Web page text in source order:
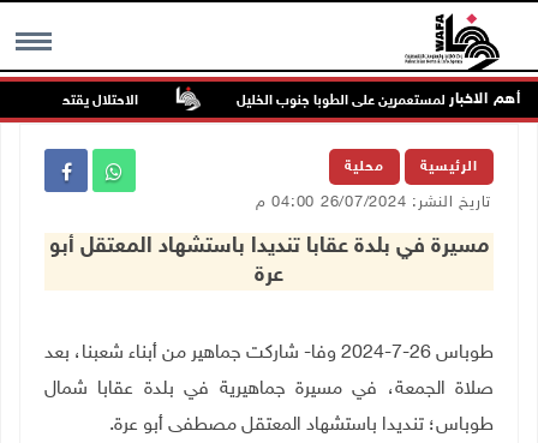
MENU أهم الاخبار
في هجوم للمستعمرين على الطوبا جنوب الخليل الاحتلال يقتحم عورتا
الرئيسية محلية
تاريخ النشر: 26/07/2024 04:00 م
مسيرة في بلدة عقابا تنديدا باستشهاد المعتقل أبو
عرة
طوباس 26-7-2024 وفا- شاركت جماهير من أبناء شعبنا، بعد
صلاة الجمعة، في مسيرة جماهيرية في بلدة عقابا شمال
طوباس؛ تنديدا باستشهاد المعتقل مصطفى أبو عرة.